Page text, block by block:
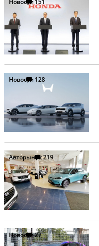
Новости128
Авторынок219
Новости27